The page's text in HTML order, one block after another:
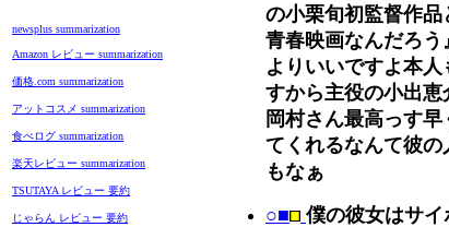
newsplus summarization
Amazon レビュー summarization
価格.com summarization
アットコスメ summarization
食べログ summarization
楽天レビュー summarization
TSUTAYA レビュー 要約
じゃらん レビュー 要約
の小栗旬初監督作
青春映画なんだろ
よりいいですよ本
すから主役の小出
岡村さん最高っす
てくれるなんて彼
もなぁ
○■ 僕の彼女はサ